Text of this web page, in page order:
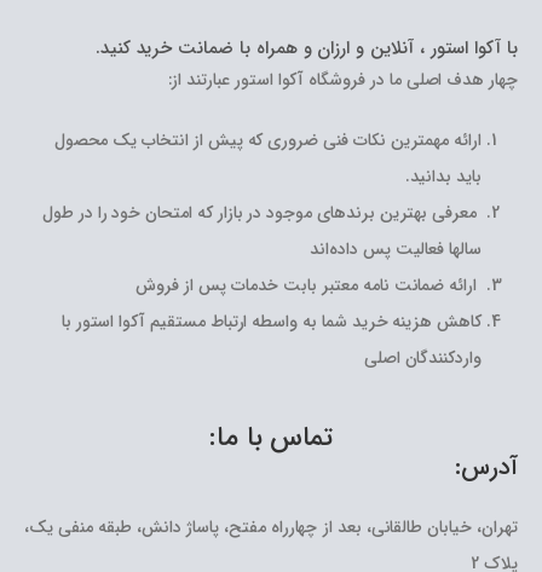
با آکوا استور ، آنلاین و ارزان و همراه با ضمانت خرید کنید.
چهار هدف اصلی ما در فروشگاه آکوا استور عبارتند از:
ارائه مهمترین نکات فنی ضروری که پیش از انتخاب یک محصول
باید بدانید.
معرفی بهترین برندهای موجود در بازار که امتحان خود را در طول
سالها فعالیت پس داده‌اند
ارائه ضمانت نامه معتبر بابت خدمات پس از فروش
کاهش هزینه خرید شما به واسطه ارتباط مستقیم آکوا استور با
واردکنندگان اصلی
تماس با ما:
آدرس:
تهران، خیابان طالقانی، بعد از چهارراه مفتح، پاساژ دانش، طبقه منفی یک،
پلاک 2